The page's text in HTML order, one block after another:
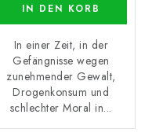
IN DEN KORB
In einer Zeit, in der
Gefängnisse wegen
zunehmender Gewalt,
Drogenkonsum und
schlechter Moral in...